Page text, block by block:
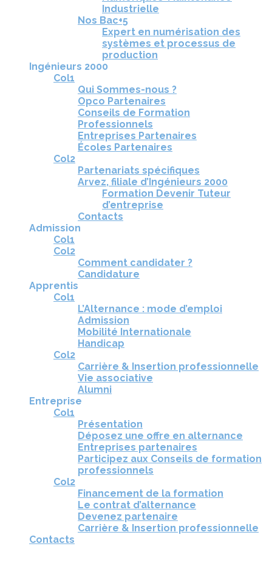
Industrielle
Nos Bac+5
Expert en numérisation des
systèmes et processus de
production
Ingénieurs 2000
Col1
Qui Sommes-nous ?
Opco Partenaires
Conseils de Formation
Professionnels
Entreprises Partenaires
Écoles Partenaires
Col2
Partenariats spécifiques
Arvez, filiale d’Ingénieurs 2000
Formation Devenir Tuteur
d’entreprise
Contacts
Admission
Col1
Col2
Comment candidater ?
Candidature
Apprentis
Col1
L’Alternance : mode d’emploi
Admission
Mobilité Internationale
Handicap
Col2
Carrière & Insertion professionnelle
Vie associative
Alumni
Entreprise
Col1
Présentation
Déposez une offre en alternance
Entreprises partenaires
Participez aux Conseils de formation
professionnels
Col2
Financement de la formation
Le contrat d’alternance
Devenez partenaire
Carrière & Insertion professionnelle
Contacts